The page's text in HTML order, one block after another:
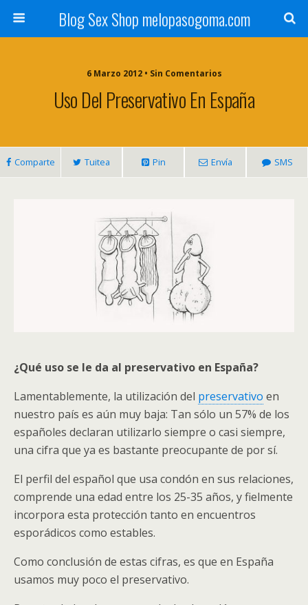
Blog Sex Shop melopasogoma.com
6 Marzo 2012 • Sin Comentarios
Uso Del Preservativo En España
Comparte Tuitea Pin Envía SMS
¿Qué uso se le da al preservativo en España?
Lamentablemente, la utilización del preservativo en
nuestro país es aún muy baja: Tan sólo un 57% de los
españoles declaran utilizarlo siempre o casi siempre,
una cifra que ya es bastante preocupante de por sí.
El perfil del español que usa condón en sus relaciones,
comprende una edad entre los 25-35 años, y fielmente
incorpora esta protección tanto en encuentros
esporádicos como estables.
Como conclusión de estas cifras, es que en España
usamos muy poco el preservativo.